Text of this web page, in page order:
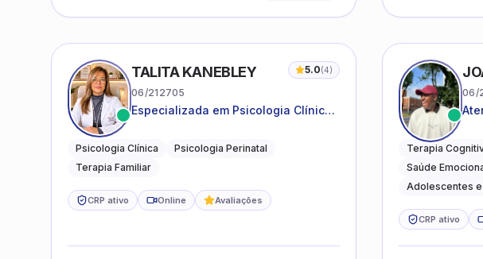
TALITA KANEBLEY 5.0(4)
06/212705
Especializada em Psicologia Clínica
adultos e famílias
Psicologia Clínica
Psicologia Perinatal
Terapia Familiar
CRP ativo Online Avaliações
06/
Terapia
Saúde
Adolescentes
CRP ativo